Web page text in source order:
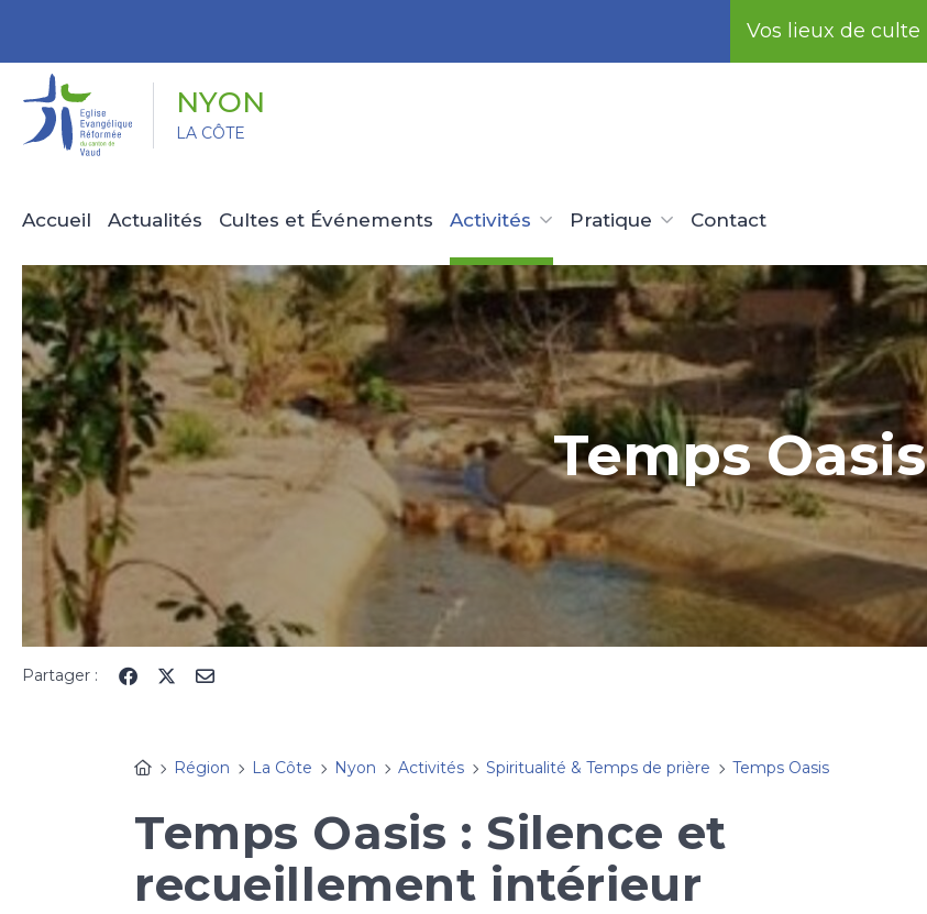
Vos lieux de culte
NYON
LA CÔTE
Accueil Actualités Cultes et Événements Activités Pratique Contact
Temps Oasis
Partager :
Région La Côte Nyon Activités Spiritualité & Temps de prière Temps Oasis
Temps Oasis : Silence et
recueillement intérieur